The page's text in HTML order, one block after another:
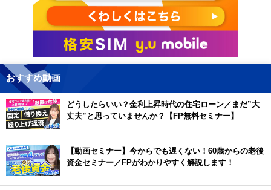
おすすめ動画
どうしたらいい？金利上昇時代の住宅ローン／まだ”大
丈夫”と思っていませんか？【FP無料セミナー】
【動画セミナー】今からでも遅くない！60歳からの老後
資金セミナー／FPがわかりやすく解説します！